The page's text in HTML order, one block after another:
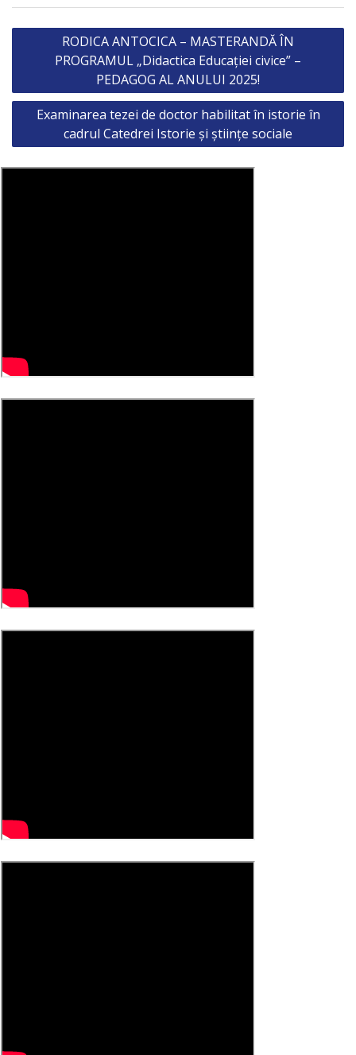
Post
navigation
RODICA ANTOCICA – MASTERANDĂ ÎN
PROGRAMUL „Didactica Educației civice” –
PEDAGOG AL ANULUI 2025!
Examinarea tezei de doctor habilitat în istorie în
cadrul Catedrei Istorie și științe sociale